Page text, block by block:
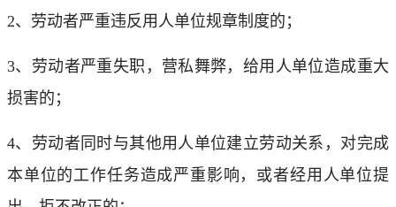
2、劳动者严重违反用人单位规章制度的；
3、劳动者严重失职，营私舞弊，给用人单位造成重大
损害的；
4、劳动者同时与其他用人单位建立劳动关系，对完成
本单位的工作任务造成严重影响，或者经用人单位提